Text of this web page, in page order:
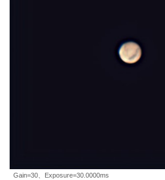
Gain=30、Exposure=30.0000ms